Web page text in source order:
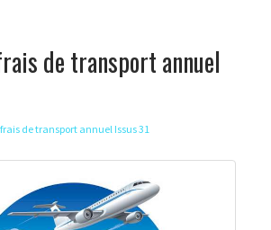
de transport annuel
de transport annuel Issus 31